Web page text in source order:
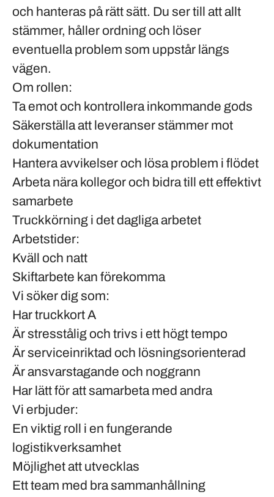
och hanteras på rätt sätt. Du ser till att allt
stämmer, håller ordning och löser
eventuella problem som uppstår längs
vägen.
Om rollen:
Ta emot och kontrollera inkommande gods
Säkerställa att leveranser stämmer mot
dokumentation
Hantera avvikelser och lösa problem i flödet
Arbeta nära kollegor och bidra till ett effektivt
samarbete
Truckkörning i det dagliga arbetet
Arbetstider:
Kväll och natt
Skiftarbete kan förekomma
Vi söker dig som:
Har truckkort A
Är stresstålig och trivs i ett högt tempo
Är serviceinriktad och lösningsorienterad
Är ansvarstagande och noggrann
Har lätt för att samarbeta med andra
Vi erbjuder:
En viktig roll i en fungerande
logistikverksamhet
Möjlighet att utvecklas
Ett team med bra sammanhållning